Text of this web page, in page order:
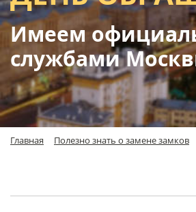
Имеем
службами
Главная Полезно знать о замене замков